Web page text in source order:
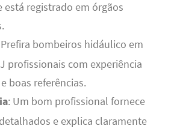
está registrado em órgãos
bombeiros hidáulico em
profissionais com experiência
boas referências.
: Um bom profissional fornece
e explica claramente